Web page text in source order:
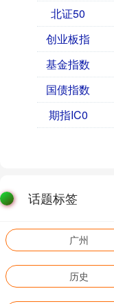
北证50
创业板指
基金指数
国债指数
期指IC0
话题标签
广州
历史